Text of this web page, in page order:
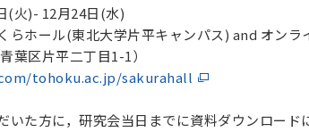
(火)- 12月24日(水)
らホール(東北大学片平キャンパス) and オンラ
葉区片平二丁目1-1）
tohoku.ac.jp/sakurahall
た方に，研究会当日までに資料ダウンロー